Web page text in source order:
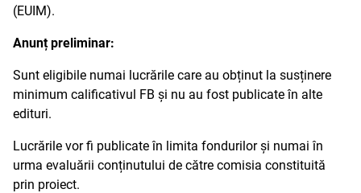
(EUIM).
Anunț preliminar:
Sunt eligibile numai lucrările care au obținut la susținere
minimum calificativul FB și nu au fost publicate în alte
edituri.
Lucrările vor fi publicate în limita fondurilor și numai în
urma evaluării conținutului de către comisia constituită
prin proiect.